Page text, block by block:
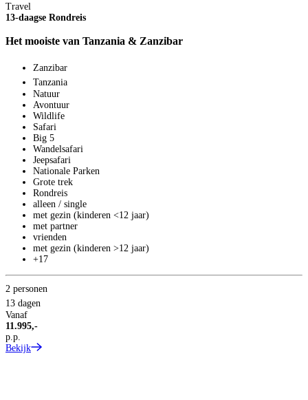
Travel
13-daagse Rondreis
Het mooiste van Tanzania & Zanzibar
Zanzibar
Tanzania
Natuur
Avontuur
Wildlife
Safari
Big 5
Wandelsafari
Jeepsafari
Nationale Parken
Grote trek
Rondreis
alleen / single
met gezin (kinderen <12 jaar)
met partner
vrienden
met gezin (kinderen >12 jaar)
+17
2 personen
13 dagen
Vanaf
11.995,-
p.p.
Bekijk